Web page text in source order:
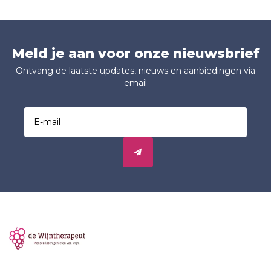
Meld je aan voor onze nieuwsbrief
Ontvang de laatste updates, nieuws en aanbiedingen via
email